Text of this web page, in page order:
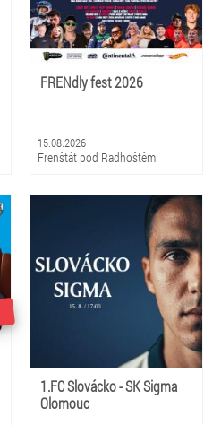
FRENdly fest 2026
15.08.2026
Frenštát pod Radhoštěm
1.FC Slovácko - SK Sigma
Olomouc